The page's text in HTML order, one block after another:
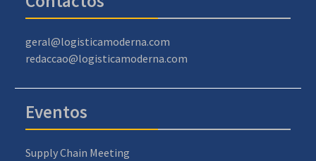
geral@logisticamoderna.com
redaccao@logisticamoderna.com
Eventos
Supply Chain Meeting